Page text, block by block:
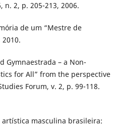
n. 2, p. 205-213, 2006.
de um “Mestre de
Gymnaestrada – a Non-
for All” from the perspective
Forum, v. 2, p. 99-118.
artística masculina brasileira: